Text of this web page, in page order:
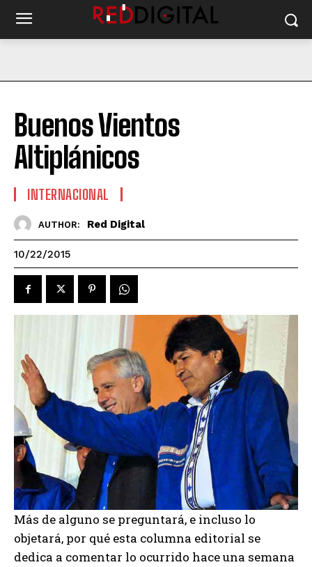
Buenos Vientos
Altiplánicos
INTERNACIONAL
AUTHOR: Red Digital
10/22/2015
Más de alguno se preguntará, e incluso lo
objetará, por qué esta columna editorial se
dedica a comentar lo ocurrido hace una semana